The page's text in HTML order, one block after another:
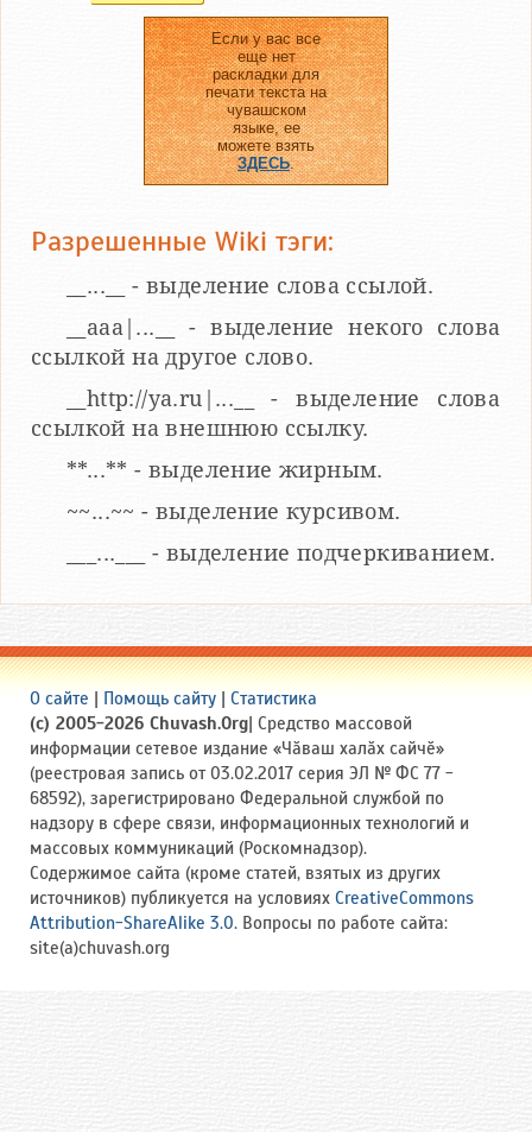
Если у вас все
еще нет
раскладки для
печати текста на
чувашском
языке, ее
можете взять
ЗДЕСЬ.
Разрешенные Wiki тэги:
__...__ - выделение слова ссылой.
__aaa|...__ - выделение некого слова
ссылкой на другое слово.
__http://ya.ru|...__ - выделение слова
ссылкой на внешнюю ссылку.
**...** - выделение жирным.
~~...~~ - выделение курсивом.
___...___ - выделение подчеркиванием.
О сайте | Помощь сайту | Статистика
(c) 2005-2026 Chuvash.Org| Средство массовой
информации сетевое издание «Чӑваш халӑх сайчӗ»
(реестровая запись от 03.02.2017 серия ЭЛ № ФС 77 -
68592), зарегистрировано Федеральной службой по
надзору в сфере связи, информационных технологий и
массовых коммуникаций (Роскомнадзор).
Содержимое сайта (кроме статей, взятых из других
источников) публикуется на условиях CreativeCommons
Attribution-ShareAlike 3.0. Вопросы по работе сайта:
site(a)chuvash.org